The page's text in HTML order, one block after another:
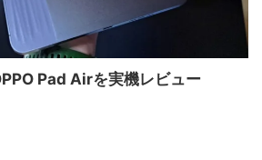
Pad Airを実機レビュー